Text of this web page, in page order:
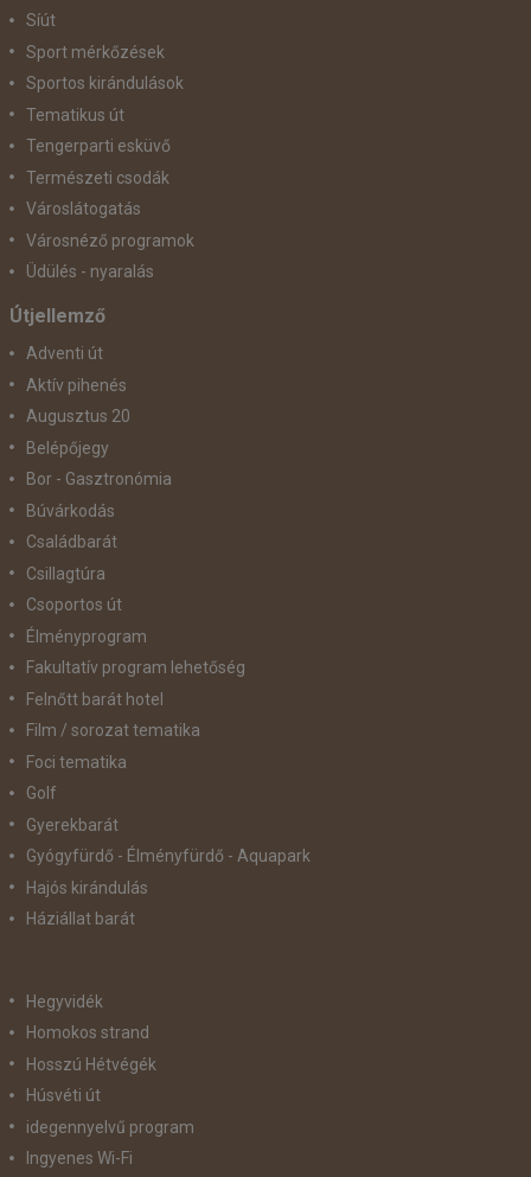
Síút
Sport mérkőzések
Sportos kirándulások
Tematikus út
Tengerparti esküvő
Természeti csodák
Városlátogatás
Városnéző programok
Üdülés - nyaralás
Útjellemző
Adventi út
Aktív pihenés
Augusztus 20
Belépőjegy
Bor - Gasztronómia
Búvárkodás
Családbarát
Csillagtúra
Csoportos út
Élményprogram
Fakultatív program lehetőség
Felnőtt barát hotel
Film / sorozat tematika
Foci tematika
Golf
Gyerekbarát
Gyógyfürdő - Élményfürdő - Aquapark
Hajós kirándulás
Háziállat barát
Hegyvidék
Homokos strand
Hosszú Hétvégék
Húsvéti út
idegennyelvű program
Ingyenes Wi-Fi